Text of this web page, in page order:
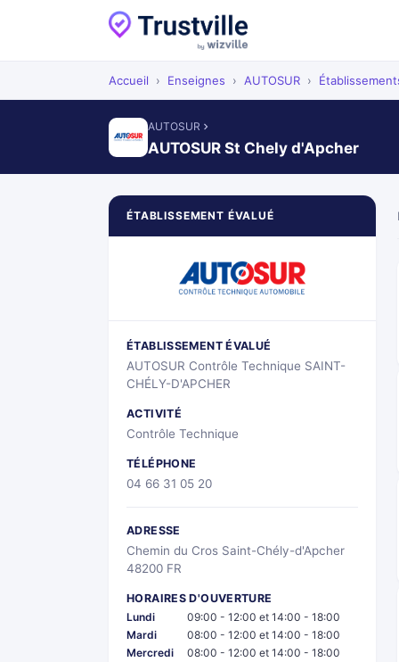
Accueil › Enseignes › AUTOSUR ›
AUTOSUR
AUTOSUR St Chely d'Apcher
ÉTABLISSEMENT ÉVALUÉ
ÉTABLISSEMENT ÉVALUÉ
AUTOSUR Contrôle Technique SAINT-
CHÉLY-D'APCHER
ACTIVITÉ
Contrôle Technique
TÉLÉPHONE
04 66 31 05 20
ADRESSE
Chemin du Cros Saint-Chély-d'Apcher
48200 FR
HORAIRES D'OUVERTURE
Lundi
09:00 - 12:00 et 14:00 - 18:00
Mardi
08:00 - 12:00 et 14:00 - 18:00
Mercredi
08:00 - 12:00 et 14:00 - 18:00